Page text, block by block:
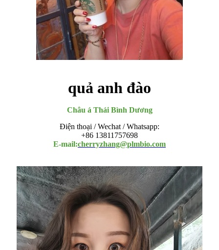
quả anh đào
Châu á Thái Bình Dương
Điện thoại / Wechat / Whatsapp:
+86 13811757698
E-mail:cherryzhang@plmbio.com